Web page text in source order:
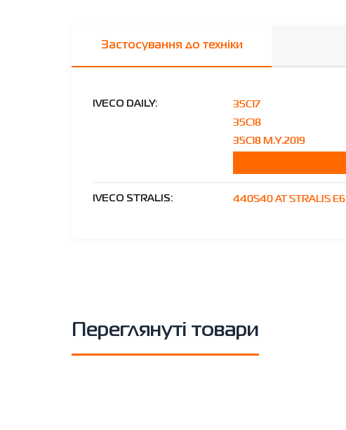
Застосування до техніки
IVECO DAILY:
35C17
35C18
35C18 M.Y.2019
IVECO STRALIS: 440S40 AT STRALIS E6
Переглянуті товари